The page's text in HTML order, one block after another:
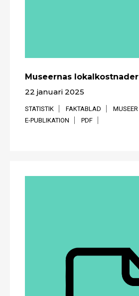
Museernas lokalkostnader
22 januari 2025
STATISTIK FAKTABLAD
MUSEER
E-PUBLIKATION
PDF